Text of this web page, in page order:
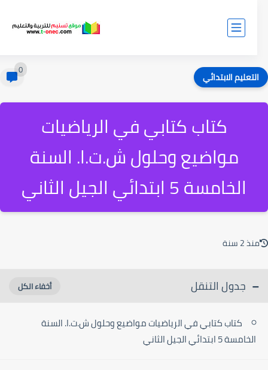
الابتدائي
كتاب كتابي في الرياضيات
مواضيع وحلول ش.ت.ا. السنة
الخامسة 5 ابتدائي الجيل الثاني
2 سنة
جدول التنقل
كتاب كتابي في الرياضيات مواضيع وحلول ش.ت.ا. السنة
الخامسة 5 ابتدائي الجيل الثاني